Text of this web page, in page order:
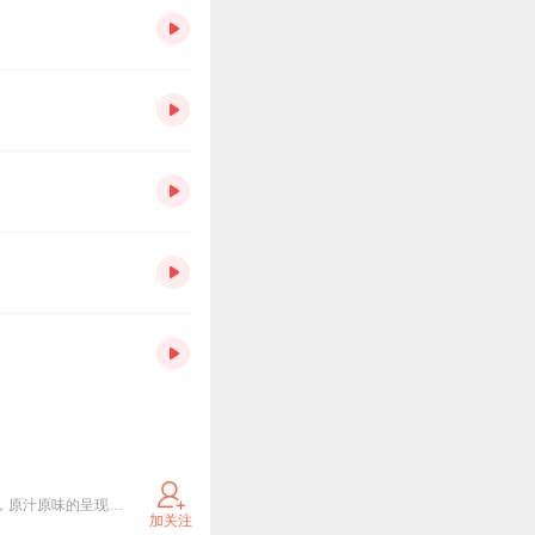
小葫芦家族是亲子共读的引领者。关注【小葫芦家族】微信公众号，不同年龄层、不同风格的互动形式，原汁原味的呈现家长与孩子间的亲子共读，为孩子提供更纯粹的故事，分享更生动的绘本，普及更百科的知识，以多维度故事分享，回归阅读初心。合作请联系：dydfm2016@163.com或13661181424
加关注